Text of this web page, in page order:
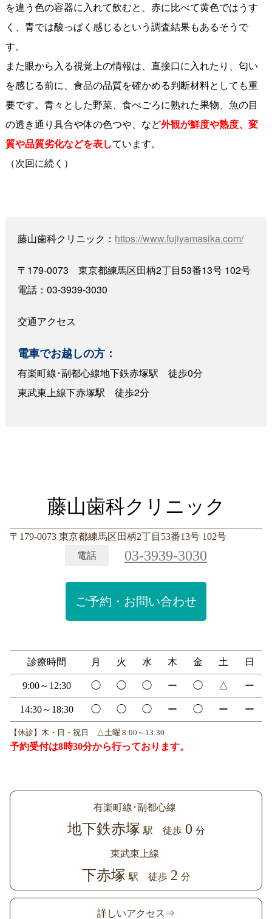
を違う色の容器に入れて飲むと、赤に比べて黄色ではうす
く、青では酸っぱく感じるという調査結果もあるそうで
す。
また眼から入る視覚上の情報は、直接口に入れたり、匂い
を感じる前に、食品の品質を確かめる判断材料としても重
要です。青々とした野菜、食べごろに熟れた果物、魚の目
の透き通り具合や体の色つや、など外観が鮮度や熟度、変
質や品質劣化などを表しています。
（次回に続く）
藤山歯科クリニック： https://www.fujiyamasika.com/
〒179-0073 東京都練馬区田柄2丁目53番13号 102号
電話：03-3939-3030
交通アクセス
電車でお越しの方：
有楽町線･副都心線地下鉄赤塚駅 徒歩0分
東武東上線下赤塚駅 徒歩2分
藤山歯科クリニック
〒179-0073 東京都練馬区田柄2丁目53番13号 102号
電話
03-3939-3030
ご予約・お問い合わせ
診療時間 月 火 水 木 金 土 日
9:00～12:30 ◯ ◯ ◯ ー ◯ △ ー
14:30～18:30 ◯ ◯ ◯ ー ◯ ー ー
【休診】木・日・祝日 △土曜 8:00～13:30
予約受付は8時30分から行っております。
有楽町線･副都心線
地下鉄赤塚 駅 徒歩 0 分
東武東上線
下赤塚 駅 徒歩 2 分
詳しいアクセス⇒